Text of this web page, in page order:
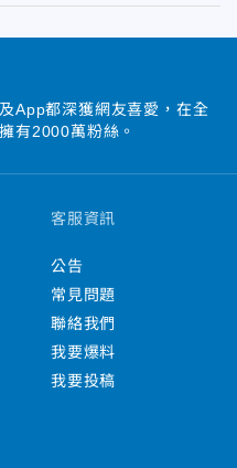
App都深獲網友喜愛，在全
有2000萬粉絲。
客服資訊
公告
常見問題
聯絡我們
我要爆料
我要投稿